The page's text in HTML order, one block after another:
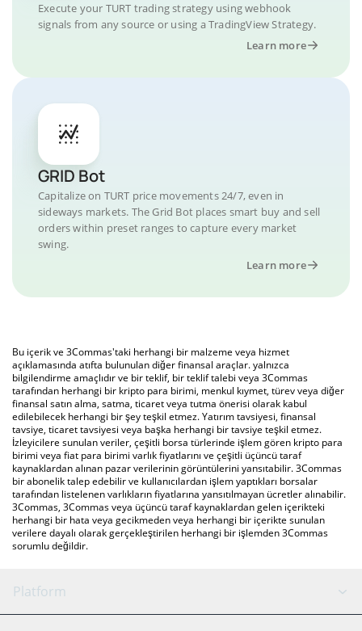
Execute your TURT trading strategy using webhook
signals from any source or using a TradingView Strategy.
Learn more
GRID Bot
Capitalize on TURT price movements 24/7, even in
sideways markets. The Grid Bot places smart buy and sell
orders within preset ranges to capture every market
swing.
Learn more
Bu içerik ve 3Commas'taki herhangi bir malzeme veya hizmet
açıklamasında atıfta bulunulan diğer finansal araçlar. yalnızca
bilgilendirme amaçlıdır ve bir teklif, bir teklif talebi veya 3Commas
tarafından herhangi bir kripto para birimi, menkul kıymet, türev veya diğer
finansal satın alma, satma, ticaret veya tutma önerisi olarak kabul
edilebilecek herhangi bir şey teşkil etmez. Yatırım tavsiyesi, finansal
tavsiye, ticaret tavsiyesi veya başka herhangi bir tavsiye teşkil etmez.
İzleyicilere sunulan veriler, çeşitli borsa türlerinde işlem gören kripto para
birimi veya fiat para birimi varlık fiyatlarını ve çeşitli üçüncü taraf
kaynaklardan alınan pazar verilerinin görüntülerini yansıtabilir. 3Commas
bir abonelik talep edebilir ve kullanıcılardan işlem yaptıkları borsalar
tarafından listelenen varlıkların fiyatlarına yansıtılmayan ücretler alınabilir.
3Commas, 3Commas veya üçüncü taraf kaynaklardan gelen içerikteki
herhangi bir hata veya gecikmeden veya herhangi bir içerikte sunulan
verilere dayalı olarak gerçekleştirilen herhangi bir işlemden 3Commas
sorumlu değildir.
Platform